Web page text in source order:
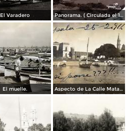
El Varadero Panorama. ( Circulada el 17 de Diciembre de 1906 ).
El muelle. Aspecto de La Calle Matamoros ( Circulada el 25 de Febrero de 1911 ).